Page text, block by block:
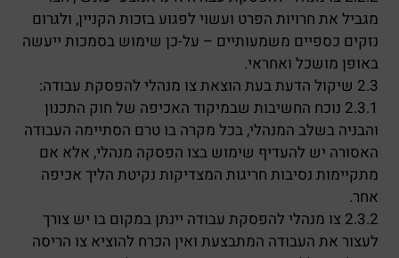
מגביל את חרויות הפרט ועשוי לפגוע בזכות הקניין, ולגרום
נזקים כספיים משמעותיים – על-כן שימוש בסמכות ייעשה
באופן מושכל ואחראי.
2.3 שיקול הדעת בעת הוצאת צו מנהלי להפסקת עבודה:
2.3.1 נוכח החשיבות שבמיקוד האכיפה של חוק התכנון
והבניה בשלב המנהלי, בכל מקרה בו טרם הסתיימה העבודה
האסורה יש להעדיף שימוש בצו הפסקה מנהלי, אלא אם
מתקיימות נסיבות חריגות המצדיקות נקיטת הליך אכיפה
אחר.
2.3.2 צו מנהלי להפסקת עבודה יינתן במקום בו יש צורך
לעצור את העבודה המתבצעת ואין הכרח להוציא צו הריסה